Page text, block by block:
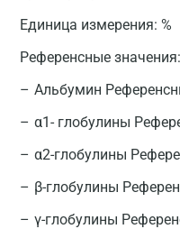
Единица измерения: %
Референсные значения:
Альбумин
α1- глобулины
α2-глобулины
β-глобулины
γ-глобулины